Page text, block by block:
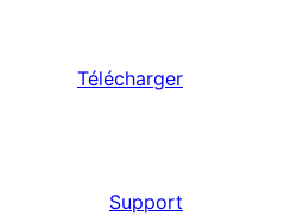
Télécharger
Support